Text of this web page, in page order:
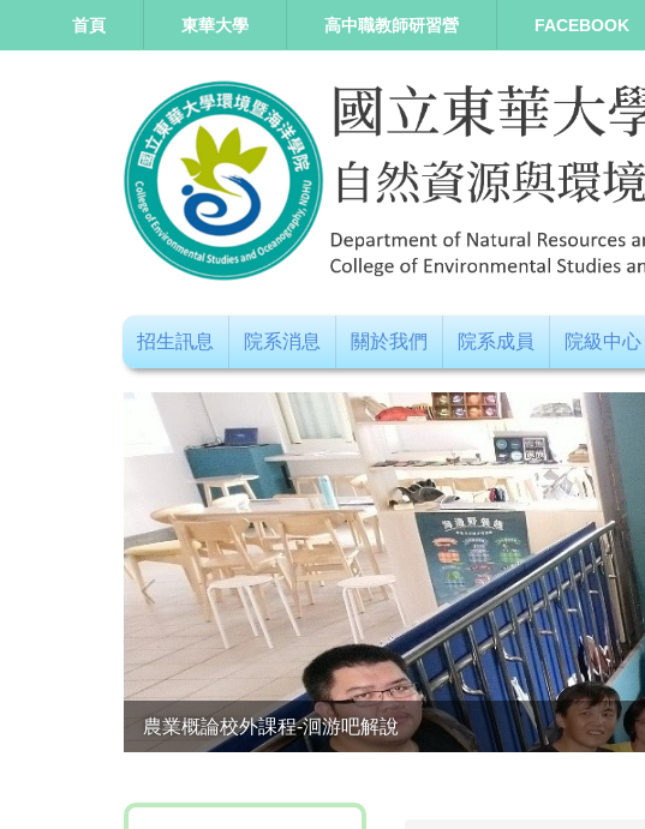
到
首頁 東華大學 高中職教師研習營 FACEBOOK
招生訊息 院系消息 關於我們 院系成員 院級中心
農業概論校外課程-洄游吧解說